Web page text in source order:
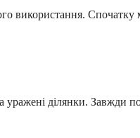
використання.
уражені ділянки.